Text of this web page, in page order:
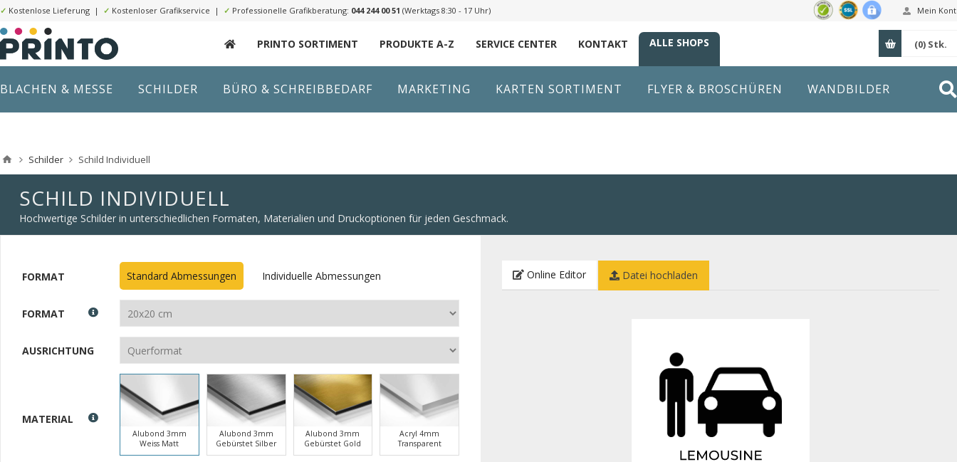
Mein
✓ Kostenlose Lieferung | ✓ Kostenloser Grafikservice | ✓ Professionelle Grafikberatung: 044 244 00 51 (Werktags 8:30 - 17 Uhr)
PRINTO SORTIMENT PRODUKTE A-Z SERVICE CENTER KONTAKT ALLE SHOPS (0) Stk.
BLACHEN & MESSE SCHILDER BÜRO & SCHREIBBEDARF MARKETING KARTEN SORTIMENT FLYER & BROSCHÜREN WANDBILDER
Schilder Schild Individuell
SCHILD INDIVIDUELL
Hochwertige Schilder in unterschiedlichen Formaten, Materialien und Druckoptionen für jeden Geschmack.
FORMAT Standard Abmessungen Individuelle Abmessungen
FORMAT
AUSRICHTUNG
MATERIAL
Alubond 3mm
Weiss Matt
Alubond 3mm
Gebürstet Silber
Alubond 3mm
Gebürstet Gold
Acryl 4mm
Transparent
Online Editor Datei hochladen